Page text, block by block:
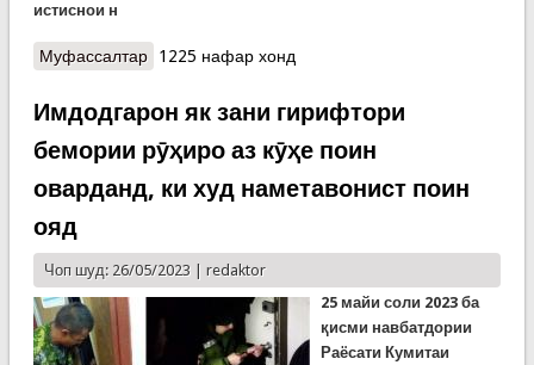
истиснои н
Муфассалтаро КҲФ: Хатари омадани сел, резиши санг дар
1225 нафар хонд
Имдодгарон як зани гирифтори
бемории рӯҳиро аз кӯҳе поин
оварданд, ки худ наметавонист поин
ояд
Чоп шуд: 26/05/2023 | redaktor
25 майи соли 2023 ба
қисми навбатдории
Раёсати Кумитаи